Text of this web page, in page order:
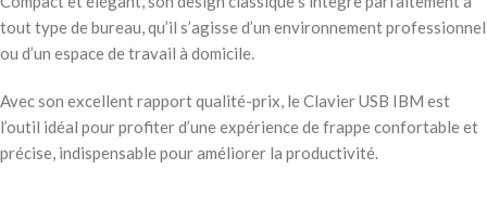
tout type de bureau, qu’il s’agisse d’un environnement professionnel
ou d’un espace de travail à domicile.
Avec son excellent rapport qualité-prix, le Clavier USB IBM est
l’outil idéal pour profiter d’une expérience de frappe confortable et
précise, indispensable pour améliorer la productivité.